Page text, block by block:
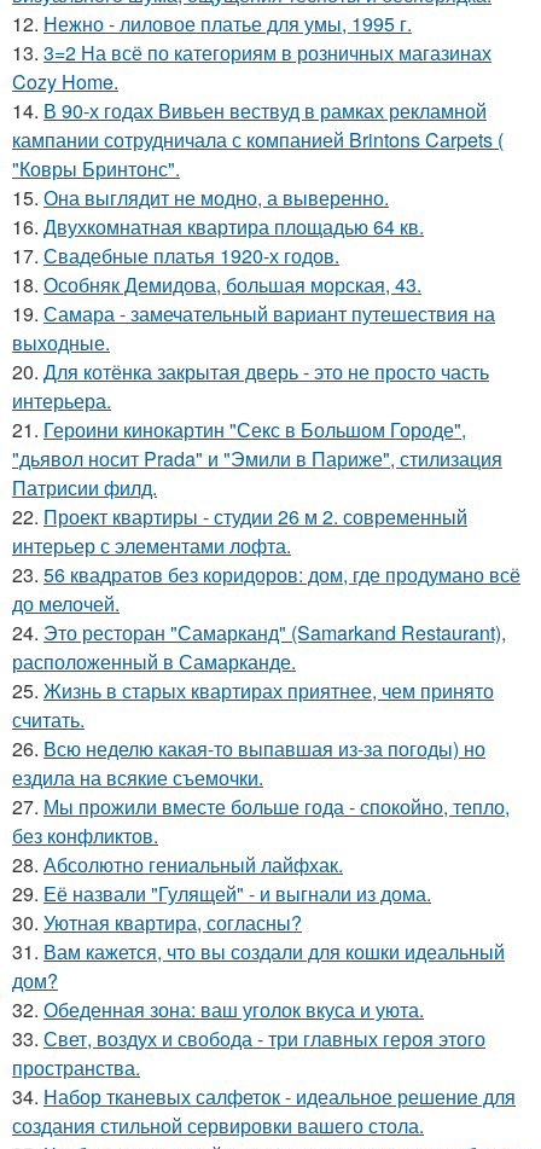
12. Нежно - лиловое платье для умы, 1995 г.
13. 3=2 На всё по категориям в розничных магазинах
Cozy Home.
14. В 90-х годах Вивьен вествуд в рамках рекламной
кампании сотрудничала с компанией Brintons Carpets (
"Ковры Бринтонс".
15. Она выглядит не модно, а выверенно.
16. Двухкомнатная квартира площадью 64 кв.
17. Свадебные платья 1920-х годов.
18. Особняк Демидова, большая морская, 43.
19. Самара - замечательный вариант путешествия на
выходные.
20. Для котёнка закрытая дверь - это не просто часть
интерьера.
21. Героини кинокартин "Секс в Большом Городе",
"дьявол носит Prada" и "Эмили в Париже", стилизация
Патрисии филд.
22. Проект квартиры - студии 26 м 2. современный
интерьер с элементами лофта.
23. 56 квадратов без коридоров: дом, где продумано всё
до мелочей.
24. Это ресторан "Самарканд" (Samarkand Restaurant),
расположенный в Самарканде.
25. Жизнь в старых квартирах приятнее, чем принято
считать.
26. Всю неделю какая-то выпавшая из-за погоды) но
ездила на всякие съемочки.
27. Мы прожили вместе больше года - спокойно, тепло,
без конфликтов.
28. Абсолютно гениальный лайфхак.
29. Её назвали "Гулящей" - и выгнали из дома.
30. Уютная квартира, согласны?
31. Вам кажется, что вы создали для кошки идеальный
дом?
32. Обеденная зона: ваш уголок вкуса и уюта.
33. Свет, воздух и свобода - три главных героя этого
пространства.
34. Набор тканевых салфеток - идеальное решение для
создания стильной сервировки вашего стола.